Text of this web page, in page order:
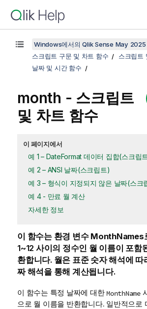
Windows에서의 Qlik Sense May 2025
스크립트 구문 및 차트 함수
스크립트
날짜 및 시간 함수
month - 스크립트
및 차트 함수
이 페이지에서
예 1 – DateFormat 데이터 집합(스크립
예 2 – ANSI 날짜(스크립트)
예 3 – 형식이 지정되지 않은 날짜(스크
예 4 - 만료 월 계산
자세한 정보
이 함수는 환경 변수 MonthNames
1~12 사이의 정수인 월 이름이 포함
환합니다. 월은 표준 숫자 해석에 따
짜 해석을 통해 계산됩니다.
이 함수는 특정 날짜에 대한 MonthName
으로 월 이름을 반환합니다. 일반적으로